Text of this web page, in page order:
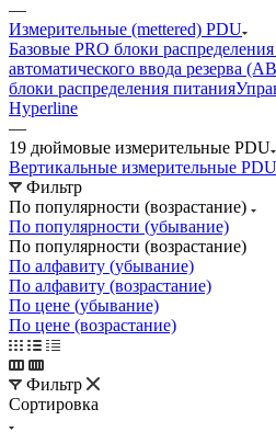
—
Измерительные (mettered) PDU
Базовые PRO блоки
автоматического ввода резерва
блоки распределения питания
Hyperline
—
19 дюймовые измерительные PDU
Вертикальные измерительные PDU
Фильтр
По популярности (возрастание)
По популярности (убывание)
По популярности (возрастание)
По алфавиту (убывание)
По алфавиту (возрастание)
По цене (убывание)
По цене (возрастание)
Фильтр
Сортировка